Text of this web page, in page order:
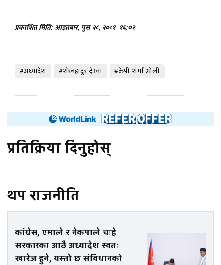
प्रकाशित मिति: आइतबार, पुस २८, २०८१ १६:०२
#अध्यादेश #शेरबहादुर देउवा #केपी शर्मा ओली
प्रतिक्रिया दिनुहोस्
थप राजनीति
कांग्रेस, एमाले र नेकपाले चाहे
सरकारका आठै अध्यादेश स्वतः
खारेज हुने, यस्तो छ संविधानको